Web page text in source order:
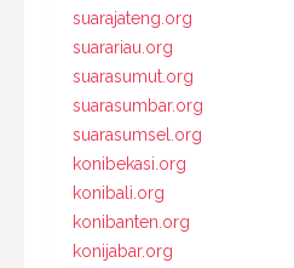
suarajateng.org
suarariau.org
suarasumut.org
suarasumbar.org
suarasumsel.org
konibekasi.org
konibali.org
konibanten.org
konijabar.org